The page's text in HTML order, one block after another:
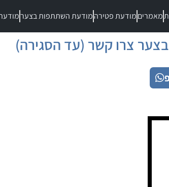
מאמריםמודעת פטירהמודעת השתתפות בצער
צרו קשר (עד הסגירה)